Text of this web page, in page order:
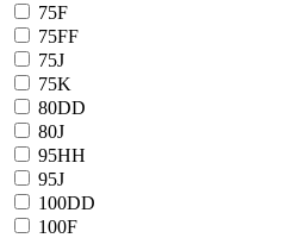
75F
75FF
75J
75K
80DD
80J
95HH
95J
100DD
100F